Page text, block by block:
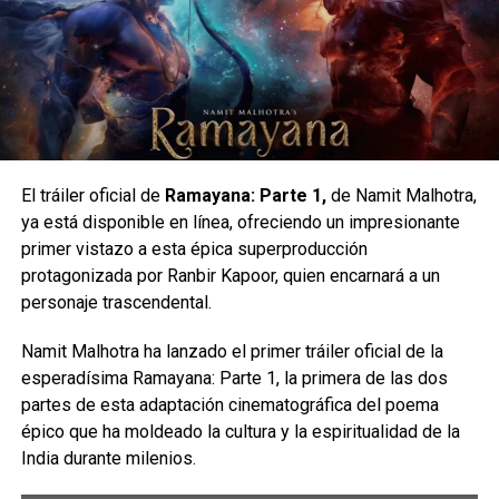
comments
RELATED TOPICS: CINE CLAYFACE DC
MOVIES
DayZ viene con todo en 2025, lleno de
sorpresas intensas
Bionic Bay retrasa su fecha lanzamiento
Carlos Notario
Esto da lugar a un montón de momentos hilarantes
mientras los héroes virtuales Smolder, Shelly, Mouse y
Ruby se adaptan a la realidad.
El reparto incluye a Dwayne Johnson (“Dr. Xander ‘Smolder’
Oberon”), Kevin Hart (“Franklin ‘Mouse’ Finbar”), Karen
Gillan (“Ruby Roundhouse”), Alex Wolff (“Spencer Gilpin”),
Madison Iseman (“Bethany Walker”), Morgan Turner
(“Martha Kaply”).
Además de Ser’Darius Blain (“Anthony ‘Fridge’ Johnson”),
El tráiler oficial de Ramayana: Parte 1,de Namit Malhotra,
ya está disponible en línea, ofreciendo un impresionante
primer vistazo a esta épica superproducción
protagonizada por Ranbir Kapoor, quien encarnará a un
personaje trascendental.
Namit Malhotra ha lanzado el primer tráiler oficial de la
esperadísima Ramayana: Parte 1, la primera de las dos
partes de esta adaptación cinematográfica del poema
épico que ha moldeado la cultura y la espiritualidad de la
India durante milenios.